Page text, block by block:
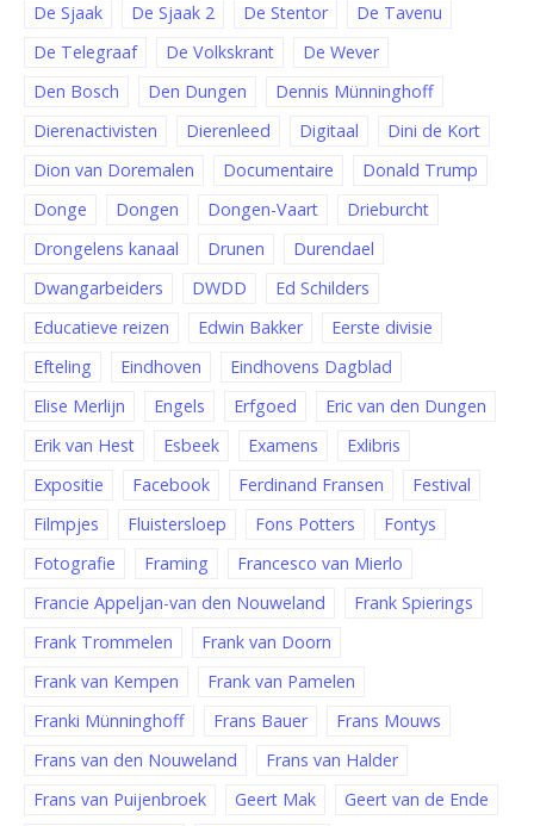
De Sjaak
De Sjaak 2 De Stentor
De Tavenu
De Telegraaf
De Volkskrant
De Wever
Den Bosch
Den Dungen
Dennis Münninghoff
Dierenactivisten
Dierenleed Digitaal
Dini de Kort
Dion van Doremalen
Documentaire
Donald Trump
Donge
Dongen Dongen-Vaart
Drieburcht
Drongelens kanaal
Drunen
Durendael
Dwangarbeiders
DWDD
Ed Schilders
Educatieve reizen
Edwin Bakker
Eerste divisie
Efteling
Eindhoven
Eindhovens Dagblad
Elise Merlijn
Engels Erfgoed
Eric van den Dungen
Erik van Hest
Esbeek Examens
Exlibris
Expositie
Facebook Ferdinand Fransen
Festival
Filmpjes
Fluistersloep Fons Potters
Fontys
Fotografie
Framing
Francesco van Mierlo
Francie Appeljan-van den Nouweland
Frank Spierings
Frank Trommelen
Frank van Doorn
Frank van Kempen
Frank van Pamelen
Franki Münninghoff
Frans Bauer
Frans Mouws
Frans van den Nouweland
Frans van Halder
Frans van Puijenbroek
Geert Mak
Geert van de Ende